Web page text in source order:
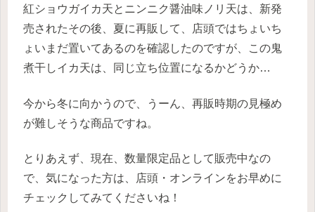
紅ショウガイカ天とニンニク醤油味ノリ天は、新発
売されたその後、夏に再販して、店頭ではちょいち
ょいまだ置いてあるのを確認したのですが、この鬼
煮干しイカ天は、同じ立ち位置になるかどうか…
今から冬に向かうので、うーん、再販時期の見極め
が難しそうな商品ですね。
とりあえず、現在、数量限定品として販売中なの
で、気になった方は、店頭・オンラインをお早めに
チェックしてみてくださいね！